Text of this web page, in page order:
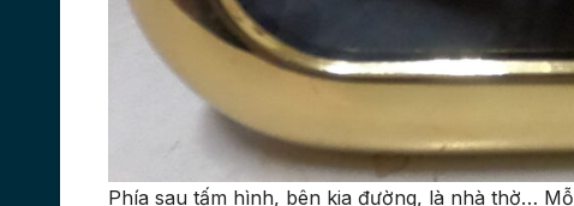
Phía sau tấm hình, bên kia đường, là nhà thờ…